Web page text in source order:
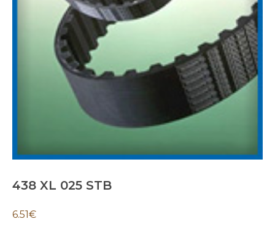
438 XL 025 STB
6.51€